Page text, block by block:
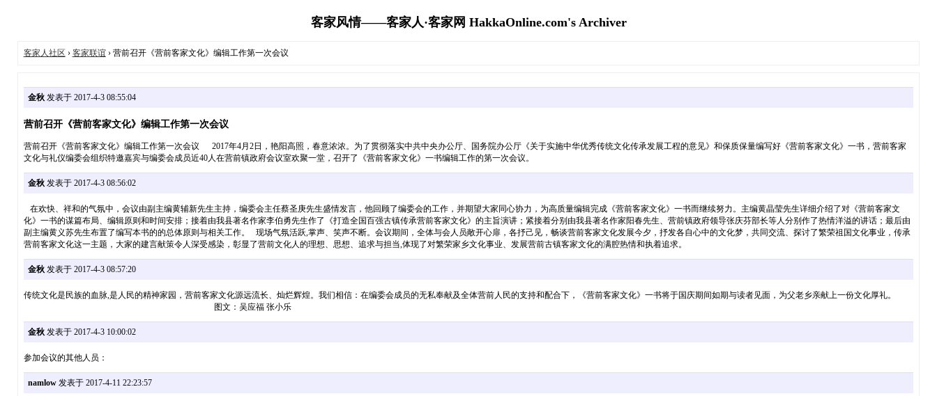
客家风情——客家人·客家网 HakkaOnline.com's Archiver
客家人社区 › 客家联谊› 营前召开《营前客家文化》编辑工作第一次会议
金秋发表于 2017-4-3 08:55:04
营前召开《营前客家文化》编辑工作第一次会议
营前召开《营前客家文化》编辑工作第一次会议 2017年4月2日，艳阳高照，春意浓浓。为了贯彻落实中共中央办公厅、国务院办公厅《关于实施中华优秀传统文化传承发展工程的意见》和保质保量编写好《营前客家文化》一书，营前客家
文化与礼仪编委会组织特邀嘉宾与编委会成员近40人在营前镇政府会议室欢聚一堂，召开了《营前客家文化》一书编辑工作的第一次会议。
金秋发表于 2017-4-3 08:56:02
在欢快、祥和的气氛中，会议由副主编黄辅新先生主持，编委会主任蔡圣庚先生盛情发言，他回顾了编委会的工作，并期望大家同心协力，为高质量编辑完成《营前客家文化》一书而继续努力。主编黄晶莹先生详细介绍了对《营前客家文
化》一书的谋篇布局、编辑原则和时间安排；接着由我县著名作家李伯勇先生作了《打造全国百强古镇传承营前客家文化》的主旨演讲；紧接着分别由我县著名作家阳春先生、营前镇政府领导张庆芬部长等人分别作了热情洋溢的讲话；最后由
副主编黄义苏先生布置了编写本书的的总体原则与相关工作。 现场气氛活跃,掌声、笑声不断。会议期间，全体与会人员敞开心扉，各抒己见，畅谈营前客家文化发展今夕，抒发各自心中的文化梦，共同交流、探讨了繁荣祖国文化事业，传承
营前客家文化这一主题，大家的建言献策令人深受感染，彰显了营前文化人的理想、思想、追求与担当,体现了对繁荣家乡文化事业、发展营前古镇客家文化的满腔热情和执着追求。
金秋发表于 2017-4-3 08:57:20
传统文化是民族的血脉,是人民的精神家园，营前客家文化源远流长、灿烂辉煌。我们相信：在编委会成员的无私奉献及全体营前人民的支持和配合下，《营前客家文化》一书将于国庆期间如期与读者见面，为父老乡亲献上一份文化厚礼。
图文：吴应福 张小乐
金秋发表于 2017-4-3 10:00:02
参加会议的其他人员：
namlow发表于 2017-4-11 22:23:57